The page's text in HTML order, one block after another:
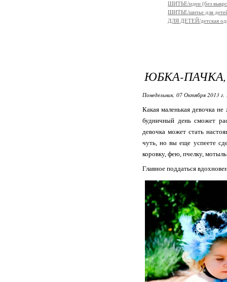
ШИТЬЕ/идеи (без
ШИТЬЕ/шитье для
ДЛЯ ДЕТЕЙ/детская
ЮБКА-ПАЧКА,
Понедельник, 07 Октября 2013 г.
Какая маленькая девочка
будничный день сможет
девочка может стать
чуть, но вы еще успеете
коровку, фею, пчелку,
Главное поддаться